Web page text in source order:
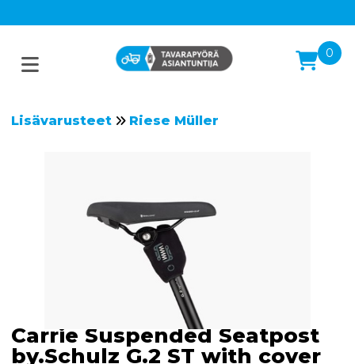
0
Lisävarusteet Riese Müller
Carrie Suspended Seatpost
by.Schulz G.2 ST with cover